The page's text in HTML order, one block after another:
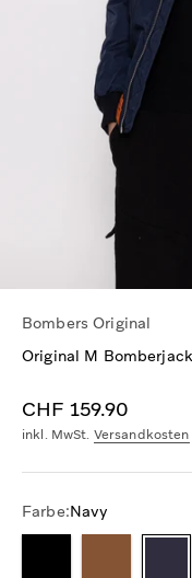
Bombers Original
Original M
Angebot
CHF 159.90
inkl. MwSt. Versandkosten
Farbe:Navy